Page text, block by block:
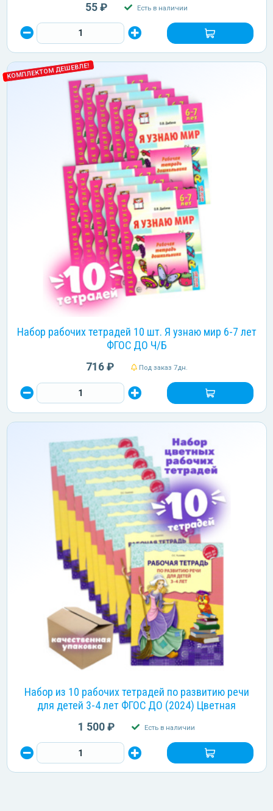
55 ₽ Есть в наличии
КОМПЛЕКТОМ ДЕШЕВЛЕ!
Набор рабочих тетрадей 10 шт. Я узнаю мир 6-7 лет
ФГОС ДО Ч/Б
716 ₽ Под заказ 7дн.
Набор из 10 рабочих тетрадей по развитию речи
для детей 3-4 лет ФГОС ДО (2024) Цветная
1 500 ₽ Есть в наличии